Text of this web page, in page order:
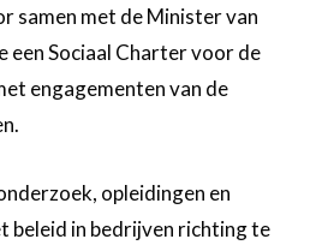
samen met de Minister van
een Sociaal Charter voor de
engagementen van de
opleidingen en
beleid in bedrijven richting te